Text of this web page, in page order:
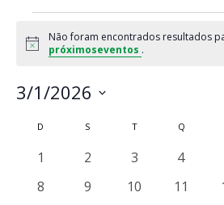
Eventos
Notice
Não foram encontrados resultados
próximoseventos .
3/1/2026
Calendárior
de
Eventos
D DOMINGOS SEGUNDA-FEIRA
TTERÇA-FEIRA
Q
01
0
2
0
3
0
4
0
8
0
9
010
011